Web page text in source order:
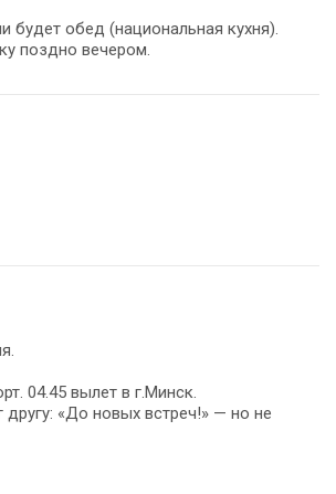
будет обед (национальная кухня).
поздно вечером.
04.45 вылет в г.Минск.
другу: «До новых встреч!» — но не